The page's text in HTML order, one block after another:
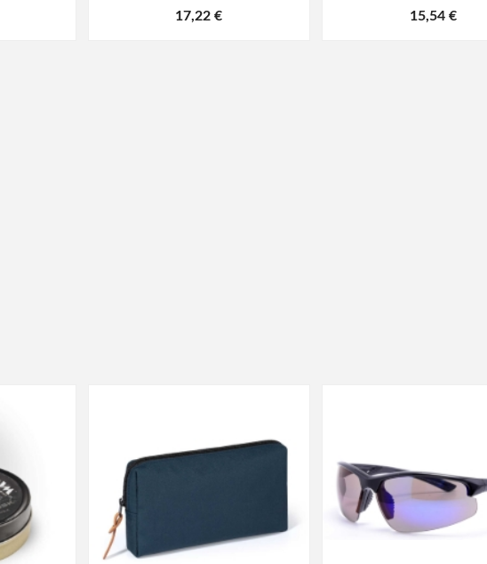
17,22 € 15,54 €